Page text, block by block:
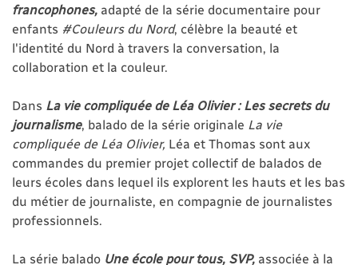
francophones, adapté de la série documentaire pour
enfants #Couleurs du Nord, célèbre la beauté et
l'identité du Nord à travers la conversation, la
collaboration et la couleur.
Dans La vie compliquée de Léa Olivier : Les secrets du
journalisme, balado de la série originale La vie
compliquée de Léa Olivier, Léa et Thomas sont aux
commandes du premier projet collectif de balados de
leurs écoles dans lequel ils explorent les hauts et les bas
du métier de journaliste, en compagnie de journalistes
professionnels.
La série balado Une école pour tous, SVP, associée à la